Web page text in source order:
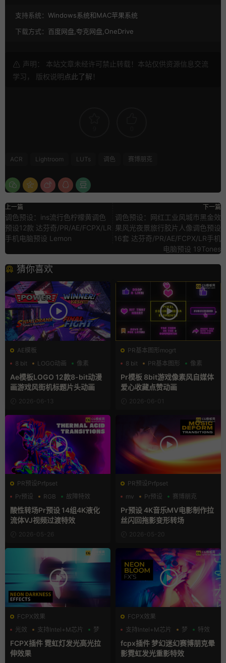
支持系统： Windows系统和MAC苹果系统
下载方式： 百度网盘,夸克网盘,OneDrive
声明： 本站文章未经许可禁止转载！本站仅供资源信息交流
学习， 版权说明点此了解 ！
ACR Lightroom LUTs 调色 赛博朋克
上一篇
调色预设：ins流行色柠檬黄调色
预设12款 达芬奇/PR/AE/FCPX/LR
手机电脑预设 Lemon
下一篇
调色预设：网红工业风城市黑金效
果风光夜景旅行胶片人像调色预设
16套 达芬奇/PR/AE/FCPX/LR手机
电脑预设 19Tones
猜你喜欢
AE模板
8 bit
LOGO动画 像素
Ae模板LOGO 12款8-bit动漫
画游戏风街机标题片头动画
2026-06-13
PR基本图形mogrt
8 bit
PR基本图形 像素
Pr模板 8bit游戏像素风自媒体
爱心收藏点赞动画
2026-06-01
PR预设Prfpset
Pr预设
RGB 故障特效
酸性转场Pr预设 14组4K液化
流体VJ视频过渡特效
2026-05-26
PR预设Prfpset
mv
Pr预设 赛博朋克
Pr预设 4K音乐MV电影制作拉
丝闪回拖影变形转场
2026-05-20
FCPX效果
光效
支持Intel+M芯片 梦
FCPX插件 霓虹灯发光高光拉
伸效果
FCPX效果
支持Intel+M芯片
梦 特效
fcpx插件 梦幻迷幻赛博朋克晕
影霓虹发光重影特效